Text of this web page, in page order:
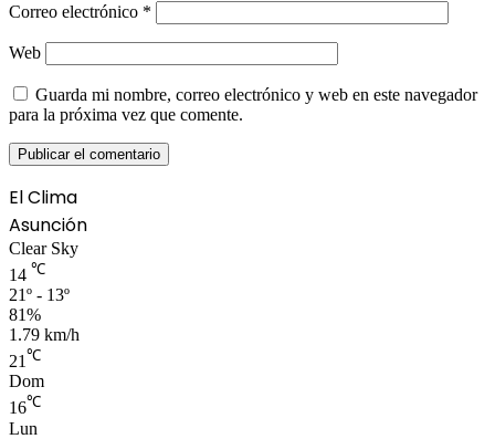
Correo electrónico *
Web
Guarda mi nombre, correo electrónico y web en este navegador
para la próxima vez que comente.
El Clima
Asunción
Clear Sky
14 ℃
21º - 13º
81%
1.79 km/h
21 ℃
Dom
16℃
Lun